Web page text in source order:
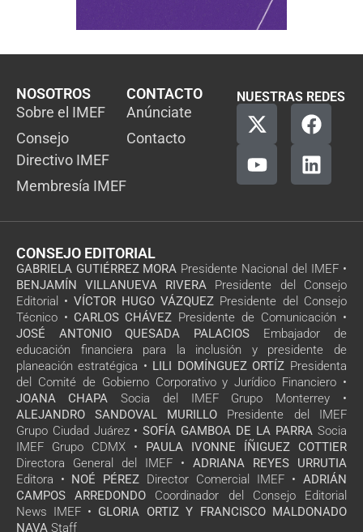
NOSOTROS
Sobre el IMEF
Consejo
Directivo IMEF
Membresía IMEF
CONTACTO
Anúnciate
Contacto
NUESTRAS REDES
CONSEJO EDITORIAL
GABRIELA GUTIÉRREZ MORA Presidente Nacional del IMEF •
BENJAMÍN VILLANUEVA RIVERA Presidente del Consejo
Editorial • VÍCTOR HUGO VÁZQUEZ Presidente del Consejo
Técnico • CARLOS CHÁVEZ Presidente de Comunicación •
JOSÉ ANTONIO QUESADA PALACIOS Embajador de
educación financiera para la inclusión y presidente de
planeación estratégica • LILI DOMÍNGUEZ ORTÍZ Presidenta
del Comité de Gobierno Corporativo y Jurídico Financiero •
JOANA CHAPA Socia del IMEF Grupo Monterrey •
ALEJANDRO SANDOVAL MURILLO Presidente del IMEF
Grupo Ciudad Juárez • SOFÍA GAMBOA DE LA PARRA Socia
IMEF Grupo CDMX • PAULA IVONNE ÍÑIGUEZ COTTIER
Directora General del IMEF • ADRIANA REYES URRUTIA
Editora • NOÉ PÉREZ Director Comercial IMEF • ADRIÁN
CAMPOS ARREDONDO Coordinador del Consejo Editorial
News IMEF • GLORIA ORTIZ Y FRANCISCO MALDONADO
NAVA Staff